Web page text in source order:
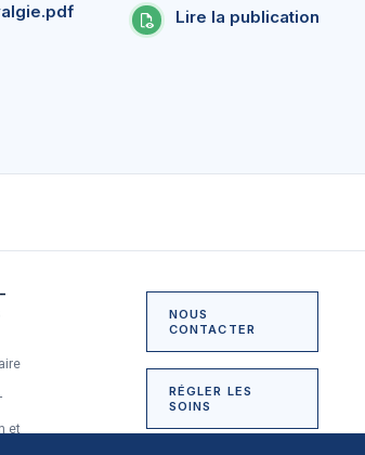
Lire la publication
et
NOUS
CONTACTER
RÉGLER LES
SOINS